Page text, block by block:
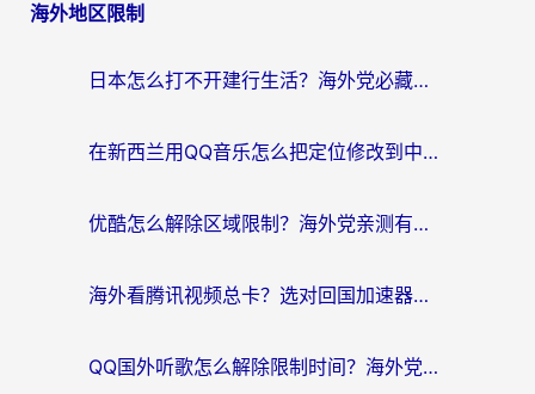
海外地区限制
日本怎么打不开建行生活？海外党必藏的回国加速指南（含丹麦国外影音问题破解）
在新西兰用QQ音乐怎么把定位修改到中国国内？海外党听歌追剧的实用指南
优酷怎么解除区域限制？海外党亲测有效的回国加速器选择指南
海外看腾讯视频总卡？选对回国加速器，还能解决英国1号店定位+欧洲杯CCTV5直播问题
QQ国外听歌怎么解除限制时间？海外党亲测有效的回国加速方案